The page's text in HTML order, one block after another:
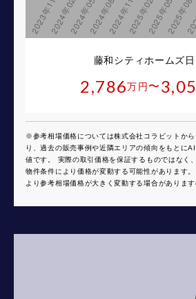
藤和シティホームズ
2,786万円 〜
※参考相場価格については株式会社コラビットか
り、過去の販売事例や近隣エリアの傾向をもとに
値です。 実際の取引価格を保証するものではなく
物件条件により価格が変動する可能性があります
より参考相場価格が大きく変動する場合があります